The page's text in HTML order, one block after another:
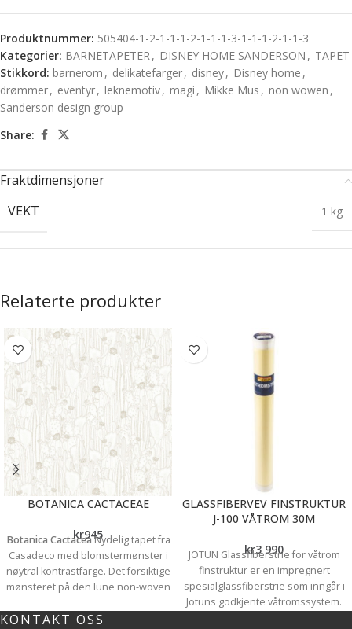
Produktnummer: 505404-1-2-1-1-1-2-1-1-1-3-1-1-1-2-1-1-3
Kategorier: BARNETAPETER, DISNEY HOME SANDERSON , TAPET
Stikkord: barnerom , delikatefarger, disney, Disney home ,
drømmer, eventyr, leknemotiv, magi , Mikke Mus , non wowen ,
Sanderson design group
Share:
Fraktdimensjoner
VEKT
1 kg
Relaterte produkter
BOTANICA CACTACEAE
kr945
Botanica CactaceaNydelig tapet fra
Casadeco med blomstermønster i
nøytral kontrastfarge. Det forsiktige
mønsteret på den lune non-woven
Tapettype: Non wowen Rullbredde:
GLASSFIBERVEV FINSTRUKTUR
J-100 VÅTROM 30M
kr3 990
JOTUN Glassfiberstrie for våtrom
finstruktur er en impregnert
spesialglassfiberstrie som inngår i
Jotuns godkjente våtromssystem.
KONTAKT OSS